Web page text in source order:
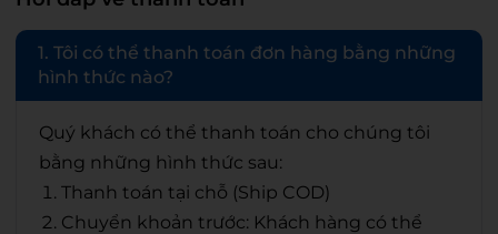
1. Tôi có thể thanh toán đơn hàng bằng những
hình thức nào?
Quý khách có thể thanh toán cho chúng tôi
bằng những hình thức sau:
Thanh toán tại chỗ (Ship COD)
Chuyển khoản trước: Khách hàng có thể